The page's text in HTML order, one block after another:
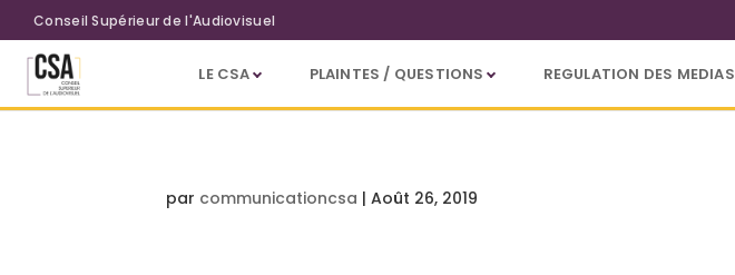
Aller au contenu principal
Conseil Supérieur de l'Audiovisuel
LE CSA PLAINTES / QUESTIONS REGULATION DES MEDIAS
par communicationcsa |Août 26, 2019